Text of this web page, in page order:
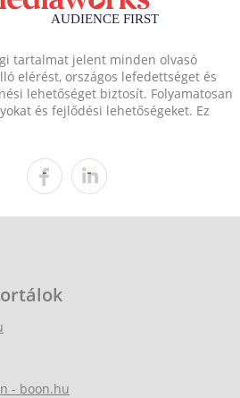
tartalmat jelent minden olvasó
elérést, országos lefedettséget és
lehetőséget biztosít. Folyamatosan
és fejlődési lehetőségeket. Ez
- boon.hu